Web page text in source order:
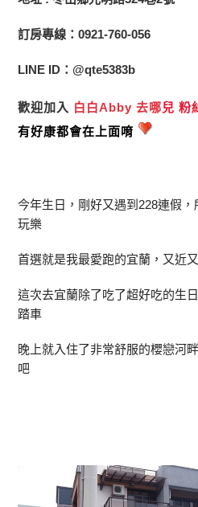
訂房專線：0921-760-056
LINE ID：@qte5383b
歡迎加入 白白Abby 去哪兒 粉
有好康都會在上面唷
今年生日，剛好又遇到228連假
玩樂
首選就是我最愛跑的宜蘭，又近
這次去宜蘭除了吃了超好吃的生
踏車
晚上就入住了非常舒服的櫻戀河
吧